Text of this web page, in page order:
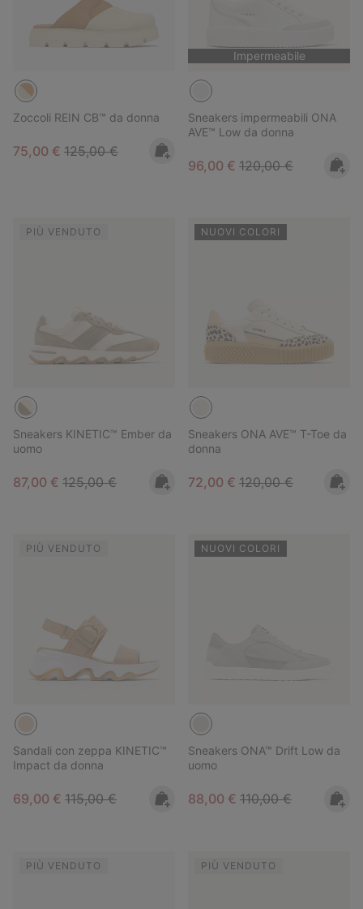
Zoccoli REIN CB™ da donna
Sale price:
75,00 € Regular price:
125,00 €
Impermeabile
Sneakers impermeabili ONA
AVE™ Low da donna
Sale price:
96,00 € Regular price:
120,00 €
PIÙ VENDUTO
Sneakers KINETIC™ Ember da
uomo
Sale price:
87,00 € Regular price:
125,00 €
NUOVI COLORI
Sneakers ONA AVE™ T-Toe da
donna
Sale price:
72,00 € Regular price:
120,00 €
PIÙ VENDUTO
Sandali con zeppa KINETIC™
Impact da donna
Sale price:
69,00 € Regular price:
115,00 €
NUOVI COLORI
Sneakers ONA™ Drift Low da
uomo
Sale price:
88,00 € Regular price:
110,00 €
PIÙ VENDUTO PIÙ VENDUTO